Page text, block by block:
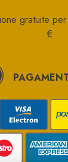
gratuite
€